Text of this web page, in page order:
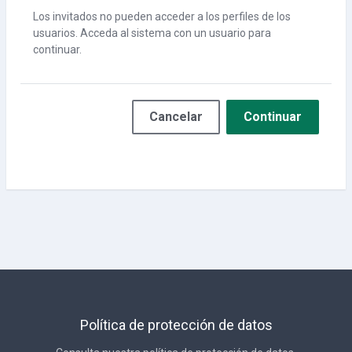
Los invitados no pueden acceder a los perfiles de los
usuarios. Acceda al sistema con un usuario para
continuar.
Cancelar Continuar
Política de protección de datos